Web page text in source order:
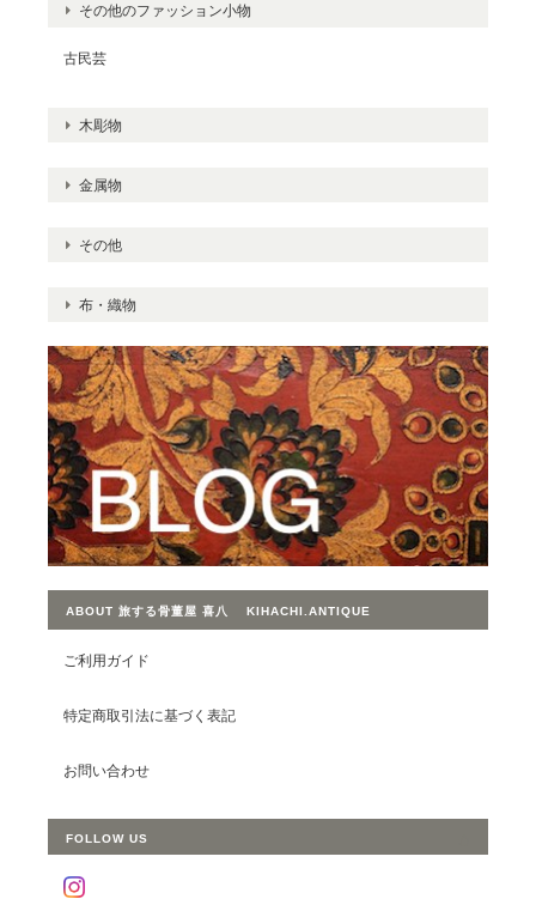
その他のファッション小物
古民芸
木彫物
金属物
その他
布・織物
ABOUT 旅する骨董屋 喜八 KIHACHI.ANTIQUE
ご利用ガイド
特定商取引法に基づく表記
お問い合わせ
FOLLOW US